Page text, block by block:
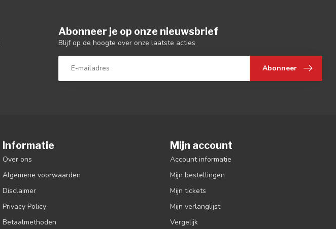
Abonneer je op onze nieuwsbrief
Blijf op de hoogte over onze laatste acties
Abonneer
Informatie
Over ons
Algemene voorwaarden
Disclaimer
Privacy Policy
Betaalmethoden
Mijn account
Account informatie
Mijn bestellingen
Mijn tickets
Mijn verlanglijst
Vergelijk